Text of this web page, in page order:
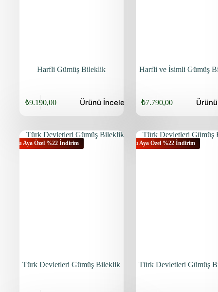
Harfli Gümüş Bileklik
Orijinal
₺9.190,00
Şu
₺9.190,00.
Ürünü İncele
Harfli ve İsimli Gümüş
Orijinal
fiyat:
₺7.790,00
Şu
andaki
₺7.790,00.
Ürünü
Bu Aya Özel %22 İndirim
Türk Devletleri Gümüş Bileklik
Bu Aya Özel %22 İndirim
Türk Devletleri Gümüş